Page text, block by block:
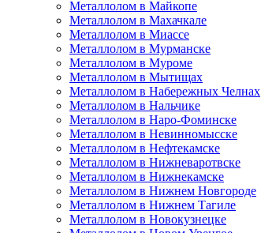
Металлолом в Майкопе
Металлолом в Махачкале
Металлолом в Миассе
Металлолом в Мурманске
Металлолом в Муроме
Металлолом в Мытищах
Металлолом в Набережных Челнах
Металлолом в Нальчике
Металлолом в Наро-Фоминске
Металлолом в Невинномысске
Металлолом в Нефтекамске
Металлолом в Нижневаротвске
Металлолом в Нижнекамске
Металлолом в Нижнем Новгороде
Металлолом в Нижнем Тагиле
Металлолом в Новокузнецке